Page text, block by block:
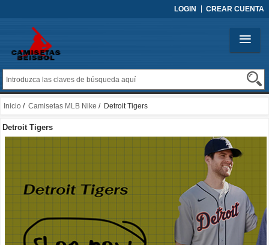
LOGIN CREAR CUENTA
Inicio / Camisetas MLB Nike / Detroit Tigers
Detroit Tigers